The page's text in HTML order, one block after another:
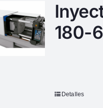
180-
Detalles